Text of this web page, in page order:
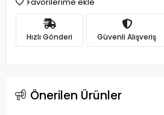
Hızlı Gönderi Güvenli Alışveriş
Önerilen Ürünler